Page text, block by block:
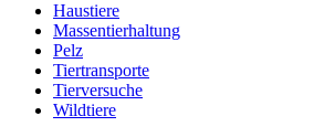
Haustiere
Massentierhaltung
Pelz
Tiertransporte
Tierversuche
Wildtiere